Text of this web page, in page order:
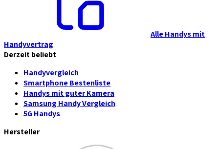
Alle Handys mit
Handyvertrag
Derzeit beliebt
Handyvergleich
Smartphone Bestenliste
Handys mit guter Kamera
Samsung Handy Vergleich
5G Handys
Hersteller